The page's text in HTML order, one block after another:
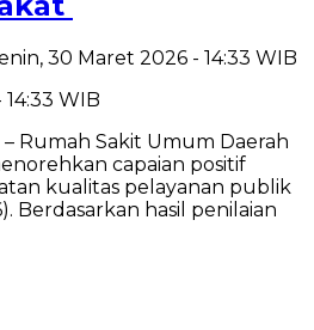
30 Maret 2026 - 14:33 WIB
WIB
– Rumah Sakit Umum Daerah
capaian positif
kualitas pelayanan publik
Berdasarkan hasil penilaian